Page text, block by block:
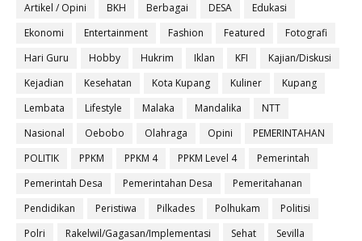
Artikel / Opini
BKH Berbagai DESA
Edukasi
Ekonomi
Entertainment Fashion Featured
Fotografi
Hari Guru
Hobby Hukrim Iklan KFI
Kajian/Diskusi
Kejadian
Kesehatan Kota Kupang Kuliner
Kupang
Lembata
Lifestyle Malaka Mandalika
NTT
Nasional
Oebobo Olahraga Opini
PEMERINTAHAN
POLITIK
PPKM PPKM 4 PPKM Level 4
Pemerintah
Pemerintah Desa
Pemerintahan Desa
Pemeritahanan
Pendidikan
Peristiwa Pilkades Polhukam
Politisi
Polri
Rakelwil/Gagasan/Implementasi Sehat
Sevilla